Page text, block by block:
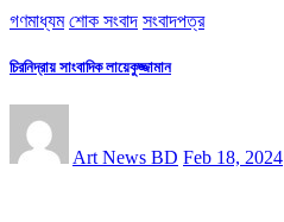
গণমাধ্যম শোক সংবাদ সংবাদপত্র
চিরনিদ্রায় সাংবাদিক লায়েকুজ্জামান
Art News BD Feb 18, 2024